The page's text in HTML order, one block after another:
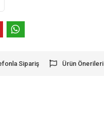
Sipariş Ürün Önerileri